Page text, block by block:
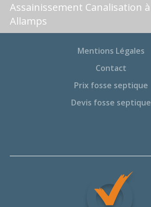
Assainissement Canalisation à
Allamps
Mentions Légales
Contact
Prix fosse septique
Devis fosse septique